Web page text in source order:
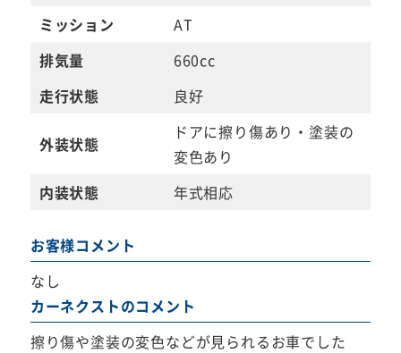
ミッション
AT
排気量
660cc
走行状態
良好
外装状態
ドアに擦り傷あり・塗装の
変色あり
内装状態
年式相応
お客様コメント
なし
カーネクストのコメント
擦り傷や塗装の変色などが見られるお車でした